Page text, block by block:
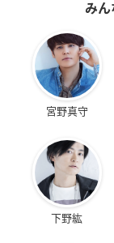
みん
宮野真守
下野紘